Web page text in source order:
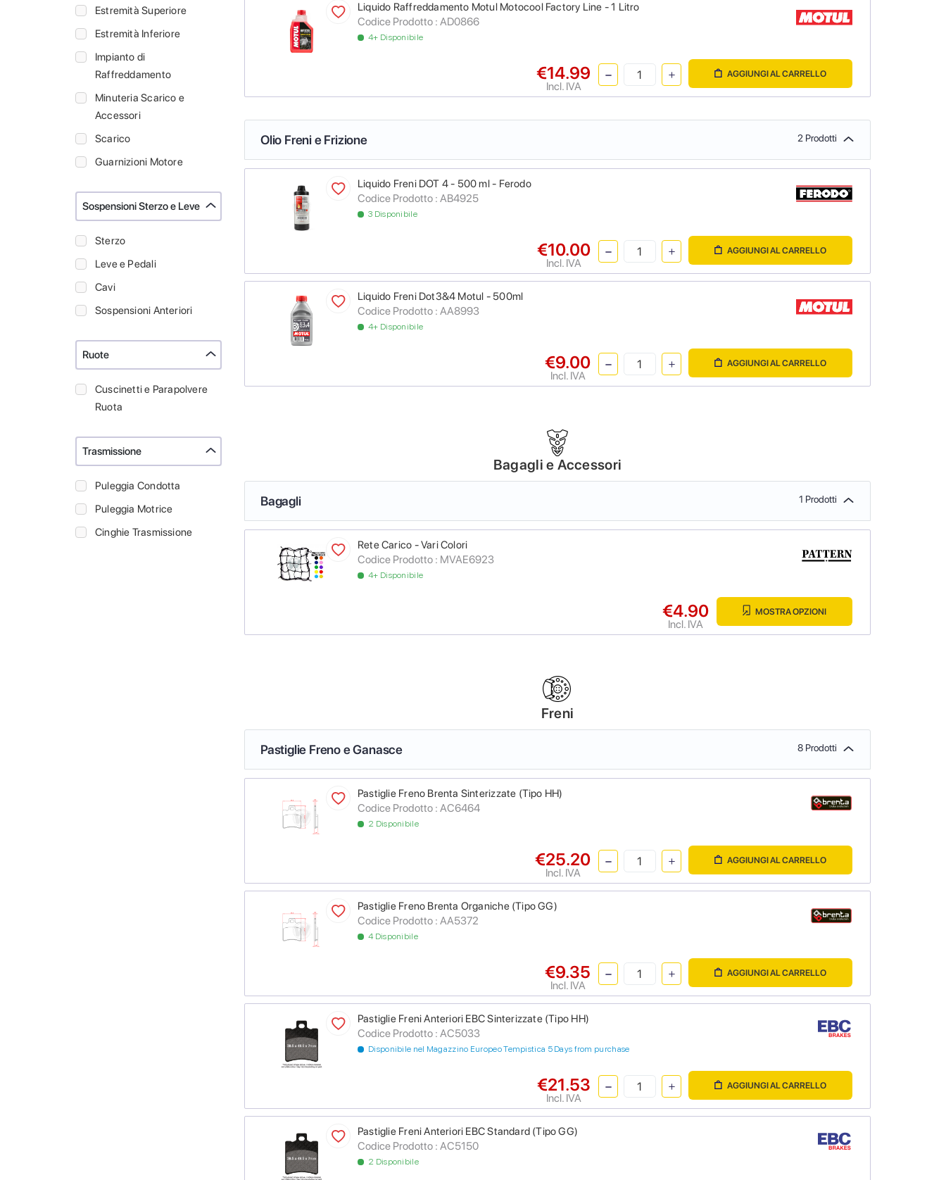
Estremità Superiore
Estremità Inferiore
Impianto di
Raffreddamento
Minuteria Scarico e
Accessori
Scarico
Guarnizioni Motore
Sospensioni Sterzo e Leve
Sterzo
Leve e Pedali
Cavi
Sospensioni Anteriori
Ruote
Cuscinetti e Parapolvere
Ruota
Trasmissione
Puleggia Condotta
Puleggia Motrice
Cinghie Trasmissione
Liquido Raffreddamento Motul Motocool Factory Line - 1 Litro
Codice Prodotto : AD0866
4+ Disponibile
€14.99
Incl. IVA
AGGIUNGI AL CARRELLO
Olio Freni e Frizione 2 Prodotti
Liquido Freni DOT 4 - 500 ml - Ferodo
Codice Prodotto : AB4925
3 Disponibile
€10.00
Incl. IVA
AGGIUNGI AL CARRELLO
Liquido Freni Dot3&4 Motul - 500ml
Codice Prodotto : AA8993
4+ Disponibile
€9.00
Incl. IVA
AGGIUNGI AL CARRELLO
Bagagli e Accessori
Bagagli 1 Prodotti
Rete Carico - Vari Colori
Codice Prodotto : MVAE6923
4+ Disponibile
€4.90
Incl. IVA
MOSTRA OPZIONI
Freni
Pastiglie Freno e Ganasce 8 Prodotti
Pastiglie Freno Brenta Sinterizzate (Tipo HH)
Codice Prodotto : AC6464
2 Disponibile
€25.20
Incl. IVA
AGGIUNGI AL CARRELLO
Pastiglie Freno Brenta Organiche (Tipo GG)
Codice Prodotto : AA5372
4 Disponibile
€9.35
Incl. IVA
AGGIUNGI AL CARRELLO
Pastiglie Freni Anteriori EBC Sinterizzate (Tipo HH)
Codice Prodotto : AC5033
Disponibile nel Magazzino Europeo Tempistica 5 Days from purchase
€21.53
Incl. IVA
AGGIUNGI AL CARRELLO
Pastiglie Freni Anteriori EBC Standard (Tipo GG)
Codice Prodotto : AC5150
2 Disponibile